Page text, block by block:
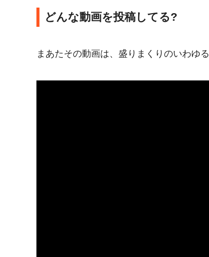
どんな動画を投稿してる?
まあたその動画は、盛りまくりのいわゆる